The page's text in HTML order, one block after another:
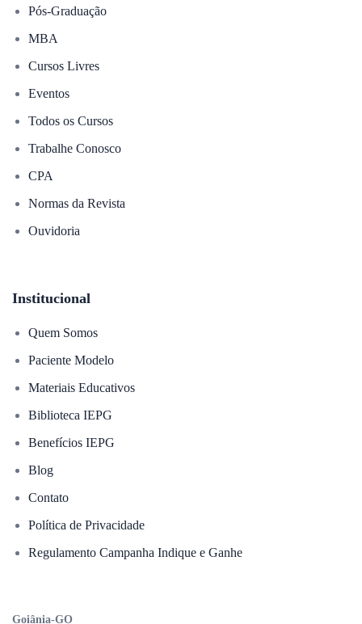
Pós-Graduação
MBA
Cursos Livres
Eventos
Todos os Cursos
Trabalhe Conosco
CPA
Normas da Revista
Ouvidoria
Institucional
Quem Somos
Paciente Modelo
Materiais Educativos
Biblioteca IEPG
Benefícios IEPG
Blog
Contato
Política de Privacidade
Regulamento Campanha Indique e Ganhe
Goiânia-GO